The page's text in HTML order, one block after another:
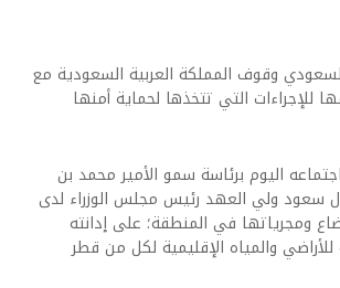
وقوف المملكة العربية السعودية مع
للإجراءات التي تتخذها لحماية أمنها
اليوم برئاسة سمو الأمير محمد بن
سعود ولي العهد رئيس مجلس الوزراء لدى
ومجرياتها في المنطقة؛ على إدانته
للأراضي والمياه الإقليمية لكل من قطر